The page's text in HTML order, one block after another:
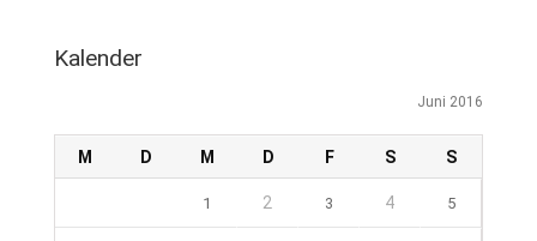
Kalender
Juni 2016
M D M D F S S
1 2 3 4 5